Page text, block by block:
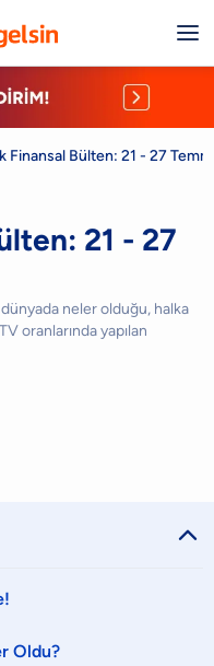
Finansal Bülten: 21 - 27
21 - 27
dünyada neler olduğu, halka
oranlarında yapılan

Oldu?